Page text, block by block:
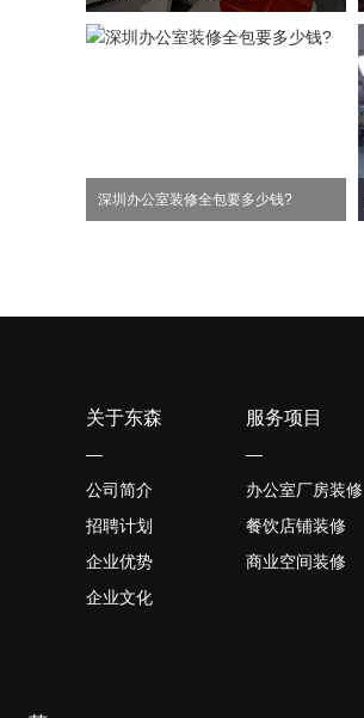
深圳办公室装修全包要多少钱?
关于东森
—
公司简介
招聘计划
企业优势
企业文化
服务项目
—
办公室厂房装修
餐饮店铺装修
商业空间装修